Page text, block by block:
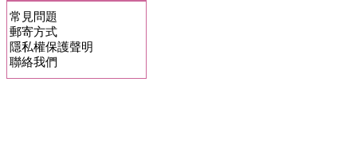
常見問題
郵寄方式
隱私權保護聲明
聯絡我們